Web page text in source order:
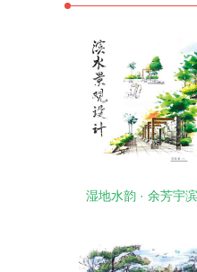
湿地水韵 · 余芳宇